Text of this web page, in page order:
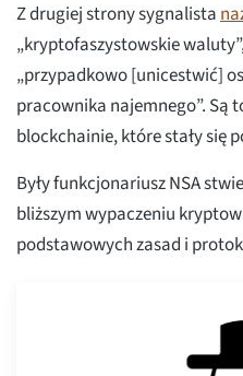
Z drugiej strony sygnalista
„kryptofaszystowskie
„przypadkowo [unicestwić]
pracownika najemnego”. Są
blockchainie, które stały się
Były funkcjonariusz NSA
bliższym wypaczeniu
podstawowych zasad i